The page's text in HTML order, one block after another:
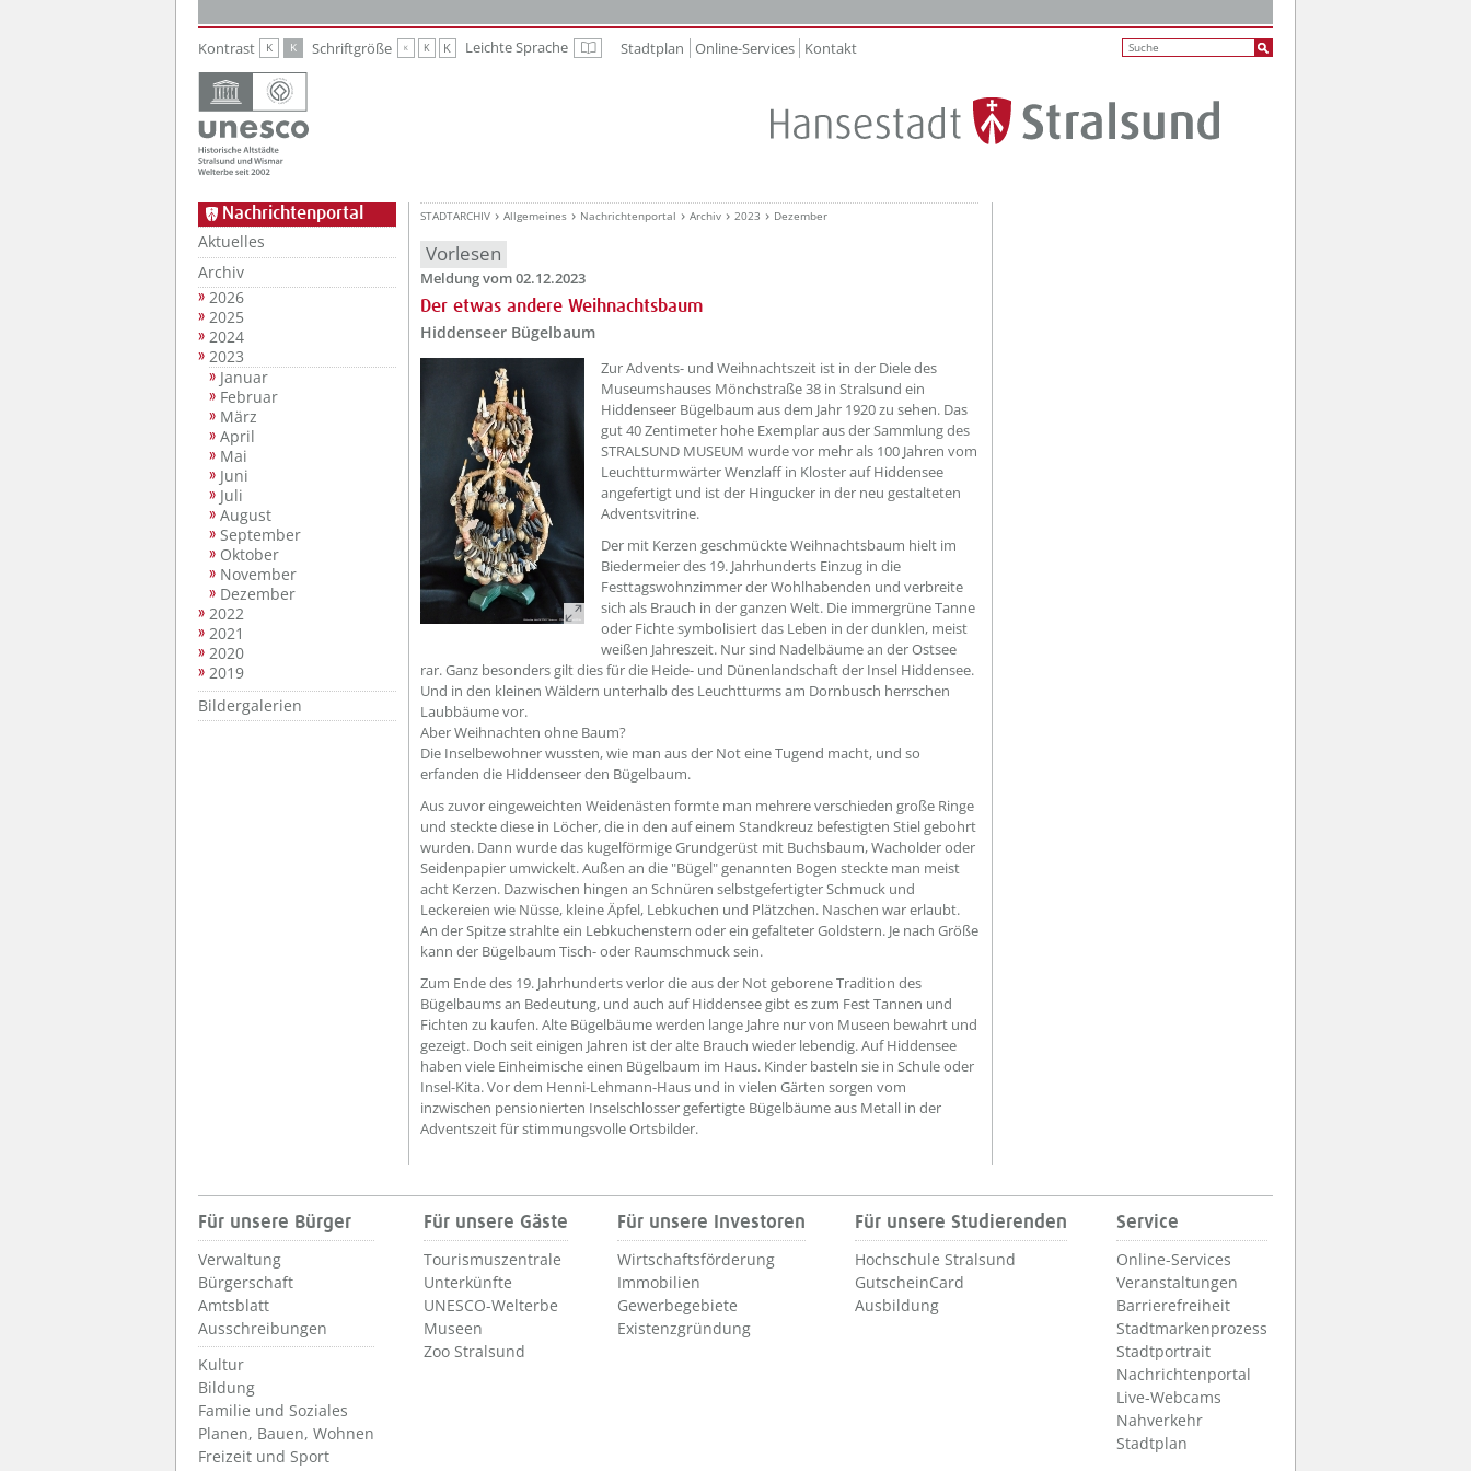
Kontrast K K Schriftgröße K K K Leichte Sprache Leichte Sprache
Stadtplan Online-Services Kontakt
Nachrichtenportal
Aktuelles
Archiv
2026
2025
2024
2023
Januar
Februar
März
April
Mai
Juni
Juli
August
September
Oktober
November
Dezember
2022
2021
2020
2019
Bildergalerien
STADTARCHIV Allgemeines Nachrichtenportal Archiv 2023 Dezember
Vorlesen
Meldung vom 02.12.2023
Der etwas andere Weihnachtsbaum
Hiddenseer Bügelbaum
??? absaetzeOben[1]/titel ???
Zur Advents- und Weihnachtszeit ist in der Diele des
Museumshauses Mönchstraße 38 in Stralsund ein
Hiddenseer Bügelbaum aus dem Jahr 1920 zu sehen. Das
gut 40 Zentimeter hohe Exemplar aus der Sammlung des
STRALSUND MUSEUM wurde vor mehr als 100 Jahren vom
Leuchtturmwärter Wenzlaff in Kloster auf Hiddensee
angefertigt und ist der Hingucker in der neu gestalteten
Adventsvitrine.
Der mit Kerzen geschmückte Weihnachtsbaum hielt im
Biedermeier des 19. Jahrhunderts Einzug in die
Festtagswohnzimmer der Wohlhabenden und verbreite
sich als Brauch in der ganzen Welt. Die immergrüne Tanne
oder Fichte symbolisiert das Leben in der dunklen, meist
weißen Jahreszeit. Nur sind Nadelbäume an der Ostsee
rar. Ganz besonders gilt dies für die Heide- und Dünenlandschaft der Insel Hiddensee.
Und in den kleinen Wäldern unterhalb des Leuchtturms am Dornbusch herrschen
Laubbäume vor.
Aber Weihnachten ohne Baum?
Die Inselbewohner wussten, wie man aus der Not eine Tugend macht, und so
erfanden die Hiddenseer den Bügelbaum.
Aus zuvor eingeweichten Weidenästen formte man mehrere verschieden große Ringe
und steckte diese in Löcher, die in den auf einem Standkreuz befestigten Stiel gebohrt
wurden. Dann wurde das kugelförmige Grundgerüst mit Buchsbaum, Wacholder oder
Seidenpapier umwickelt. Außen an die "Bügel" genannten Bogen steckte man meist
acht Kerzen. Dazwischen hingen an Schnüren selbstgefertigter Schmuck und
Leckereien wie Nüsse, kleine Äpfel, Lebkuchen und Plätzchen. Naschen war erlaubt.
An der Spitze strahlte ein Lebkuchenstern oder ein gefalteter Goldstern. Je nach Größe
kann der Bügelbaum Tisch- oder Raumschmuck sein.
Zum Ende des 19. Jahrhunderts verlor die aus der Not geborene Tradition des
Bügelbaums an Bedeutung, und auch auf Hiddensee gibt es zum Fest Tannen und
Fichten zu kaufen. Alte Bügelbäume werden lange Jahre nur von Museen bewahrt und
gezeigt. Doch seit einigen Jahren ist der alte Brauch wieder lebendig. Auf Hiddensee
haben viele Einheimische einen Bügelbaum im Haus. Kinder basteln sie in Schule oder
Insel-Kita. Vor dem Henni-Lehmann-Haus und in vielen Gärten sorgen vom
inzwischen pensionierten Inselschlosser gefertigte Bügelbäume aus Metall in der
Adventszeit für stimmungsvolle Ortsbilder.
Für unsere Bürger
Verwaltung
Bürgerschaft
Amtsblatt
Ausschreibungen
Kultur
Bildung
Familie und Soziales
Planen, Bauen, Wohnen
Freizeit und Sport
Für unsere Gäste
Tourismuszentrale
Unterkünfte
UNESCO-Welterbe
Museen
Zoo Stralsund
Für unsere Investoren
Wirtschaftsförderung
Immobilien
Gewerbegebiete
Existenzgründung
Für unsere Studierenden
Hochschule Stralsund
GutscheinCard
Ausbildung
Service
Online-Services
Veranstaltungen
Barrierefreiheit
Stadtmarkenprozess
Stadtportrait
Nachrichtenportal
Live-Webcams
Nahverkehr
Stadtplan